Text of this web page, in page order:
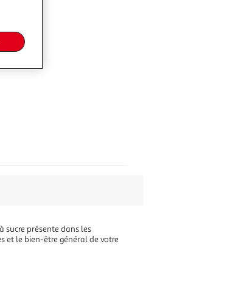
sucre présente dans les
et le bien-être général de votre